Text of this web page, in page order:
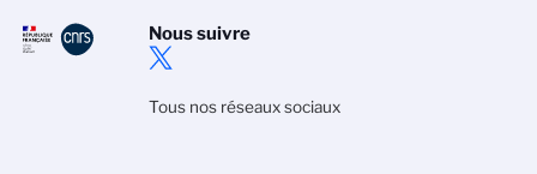
Nous suivre
Tous nos réseaux sociaux